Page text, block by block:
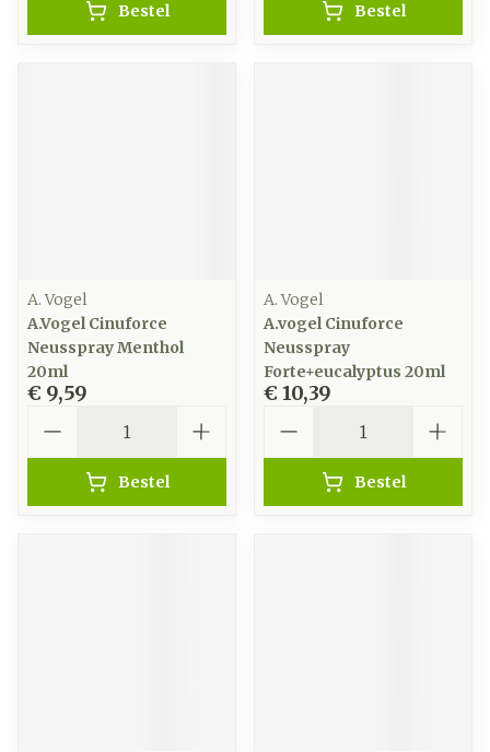
Bestel Bestel
A. Vogel
A.Vogel Cinuforce
Neusspray Menthol
20ml
€ 9,59
Bestel
A. Vogel
A.vogel Cinuforce
Neusspray
Forte+eucalyptus 20ml
€ 10,39
Bestel